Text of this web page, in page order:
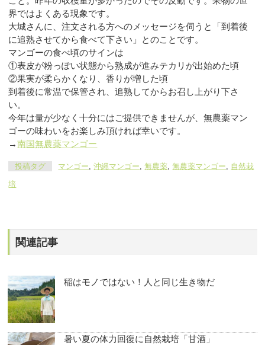
界ではよくある現象です。
大城さんに、注文される方へのメッセージを伺うと「到着後
に追熟させてから食べて下さい」とのことです。
マンゴーの食べ頃のサインは
①表皮が粉っぽい状態から熟成が進みテカリが出始めた頃
②果実が柔らかくなり、香りが増した頃
到着後に常温で保管され、追熟してからお召し上がり下さ
い。
今年は量が少なく十分にはご提供できませんが、無農薬マン
ゴーの味わいをお楽しみ頂ければ幸いです。
→南国無農薬マンゴー
投稿タグ マンゴー ,沖縄マンゴー ,無農薬 ,無農薬マンゴー
自然栽
培
関連記事
稲はモノではない！人と同じ生き物だ
暑い夏の体力回復に自然栽培「甘酒」